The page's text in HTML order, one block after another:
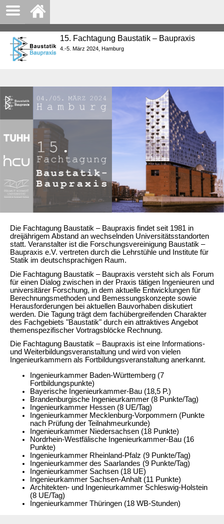
15. Fachtagung Baustatik – Baupraxis
4.-5. März 2024, Hamburg
Die Fachtagung Baustatik – Baupraxis findet seit 1981 in
dreijährigem Abstand an wechselnden Universitätsstandorten
statt. Veranstalter ist die Forschungsvereinigung Baustatik –
Baupraxis e.V. vertreten durch die Lehrstühle und Institute für
Statik im deutschsprachigen Raum.
Die Fachtagung Baustatik – Baupraxis versteht sich als Forum
für einen Dialog zwischen in der Praxis tätigen Ingenieuren und
universitärer Forschung, in dem aktuelle Entwicklungen für
Berechnungsmethoden und Bemessungskonzepte sowie
Herausforderungen bei aktuellen Bauvorhaben diskutiert
werden. Die Tagung trägt dem fachübergreifenden Charakter
des Fachgebiets "Baustatik" durch ein attraktives Angebot
themenspezifischer Vortragsblöcke Rechnung.
Die Fachtagung Baustatik – Baupraxis ist eine Informations-
und Weiterbildungsveranstaltung und wird von vielen
Ingenieurkammern als Fortbildungsveranstaltung anerkannt.
Ingenieurkammer Baden-Württemberg (7
Fortbildungspunkte)
Bayerische Ingenieurkammer-Bau (18,5 P.)
Brandenburgische Ingenieurkammer (8 Punkte/Tag)
Ingenieurkammer Hessen (8 UE/Tag)
Ingenieurkammer Mecklenburg-Vorpommern (Punkte
nach Prüfung der Teilnahmeurkunde)
Ingenieurkammer Niedersachsen (18 Punkte)
Nordrhein-Westfälische Ingenieurkammer-Bau (16
Punkte)
Ingenieurkammer Rheinland-Pfalz (9 Punkte/Tag)
Ingenieurkammer des Saarlandes (9 Punkte/Tag)
Ingenieurkammer Sachsen (18 UE)
Ingenieurkammer Sachsen-Anhalt (11 Punkte)
Architekten- und Ingenieurkammer Schleswig-Holstein
(8 UE/Tag)
Ingenieurkammer Thüringen (18 WB-Stunden)